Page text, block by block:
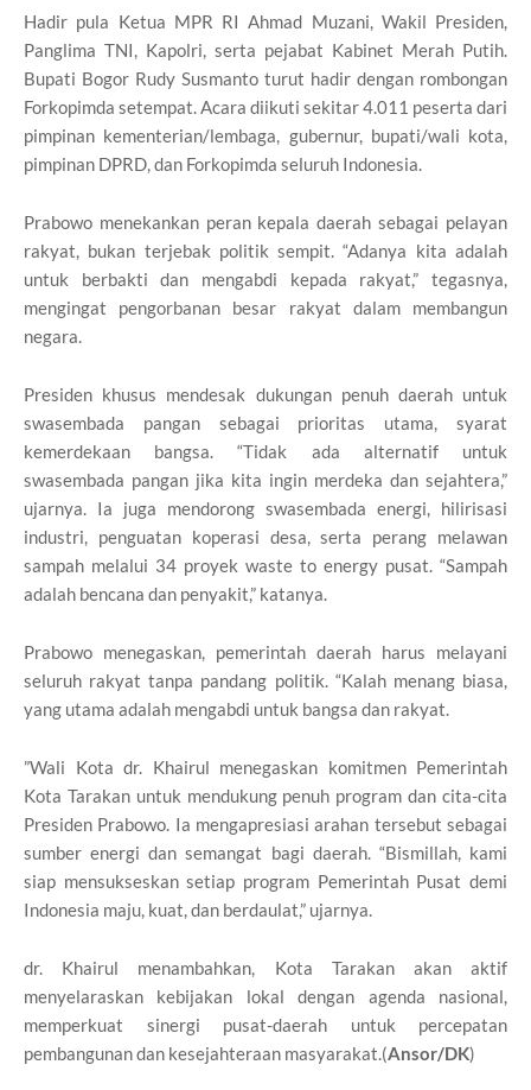
Hadir pula Ketua MPR RI Ahmad Muzani, Wakil Presiden,
Panglima TNI, Kapolri, serta pejabat Kabinet Merah Putih.
Bupati Bogor Rudy Susmanto turut hadir dengan rombongan
Forkopimda setempat. Acara diikuti sekitar 4.011 peserta dari
pimpinan kementerian/lembaga, gubernur, bupati/wali kota,
pimpinan DPRD, dan Forkopimda seluruh Indonesia.
Prabowo menekankan peran kepala daerah sebagai pelayan
rakyat, bukan terjebak politik sempit. “Adanya kita adalah
untuk berbakti dan mengabdi kepada rakyat,” tegasnya,
mengingat pengorbanan besar rakyat dalam membangun
negara.
Presiden khusus mendesak dukungan penuh daerah untuk
swasembada pangan sebagai prioritas utama, syarat
kemerdekaan bangsa. “Tidak ada alternatif untuk
swasembada pangan jika kita ingin merdeka dan sejahtera,”
ujarnya. Ia juga mendorong swasembada energi, hilirisasi
industri, penguatan koperasi desa, serta perang melawan
sampah melalui 34 proyek waste to energy pusat. “Sampah
adalah bencana dan penyakit,” katanya.
Prabowo menegaskan, pemerintah daerah harus melayani
seluruh rakyat tanpa pandang politik. “Kalah menang biasa,
yang utama adalah mengabdi untuk bangsa dan rakyat.
”Wali Kota dr. Khairul menegaskan komitmen Pemerintah
Kota Tarakan untuk mendukung penuh program dan cita-cita
Presiden Prabowo. Ia mengapresiasi arahan tersebut sebagai
sumber energi dan semangat bagi daerah. “Bismillah, kami
siap mensukseskan setiap program Pemerintah Pusat demi
Indonesia maju, kuat, dan berdaulat,” ujarnya.
dr. Khairul menambahkan, Kota Tarakan akan aktif
menyelaraskan kebijakan lokal dengan agenda nasional,
memperkuat sinergi pusat-daerah untuk percepatan
pembangunan dan kesejahteraan masyarakat.(Ansor/DK)